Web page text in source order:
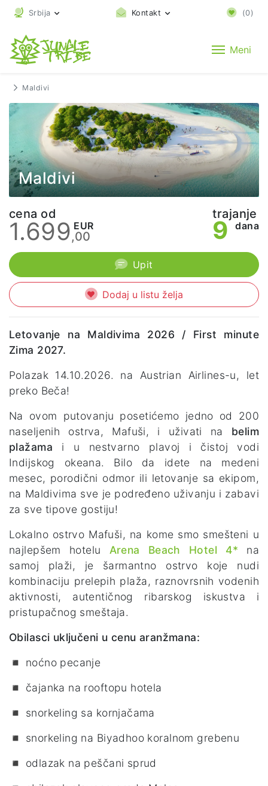
Srbija Kontakt (0)
Meni
Maldivi
Maldivi
cena od
1.699 EUR
,00
trajanje
9 dana
Upit
Dodaj u listu želja
Letovanje na Maldivima 2026 / First minute
Zima 2027.
Polazak 14.10.2026. na Austrian Airlines-u, let
preko Beča!
Na ovom putovanju posetićemo jedno od 200
naseljenih ostrva, Mafuši, i uživati na belim
plažama i u nestvarno plavoj i čistoj vodi
Indijskog okeana. Bilo da idete na medeni
mesec, porodični odmor ili letovanje sa ekipom,
na Maldivima sve je podređeno uživanju i zabavi
za sve tipove gostiju!
Lokalno ostrvo Mafuši, na kome smo smešteni u
najlepšem hotelu Arena Beach Hotel 4* na
samoj plaži, je šarmantno ostrvo koje nudi
kombinaciju prelepih plaža, raznovrsnih vodenih
aktivnosti, autentičnog ribarskog iskustva i
pristupačnog smeštaja.
Obilasci uključeni u cenu aranžmana:
◾ noćno pecanje
◾ čajanka na rooftopu hotela
◾ snorkeling sa kornjačama
◾ snorkeling na Biyadhoo koralnom grebenu
◾ odlazak na peščani sprud